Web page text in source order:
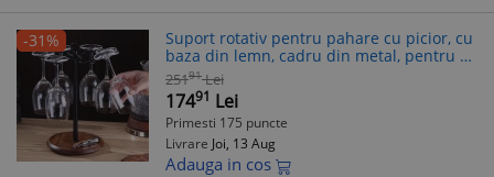
-31%
Suport rotativ pentru pahare cu picior, cu
baza din lemn, cadru din metal, pentru 6
pahare, negru/maro
25191 Lei
17491 Lei
Primesti 175 puncte
Livrare Joi, 13 Aug
Adauga in cos